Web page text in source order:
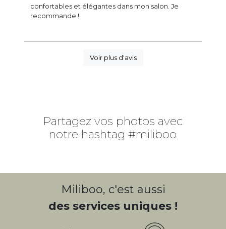
confortables et élégantes dans mon salon. Je
recommande !
Voir plus d'avis
Partagez vos photos avec
notre hashtag #miliboo